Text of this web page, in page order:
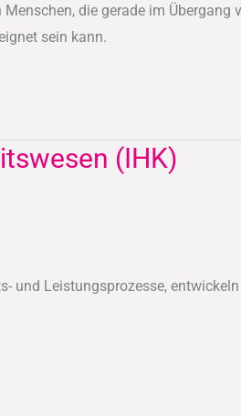
die gerade im
sein kann.
(IHK)
und Leistungsprozesse,